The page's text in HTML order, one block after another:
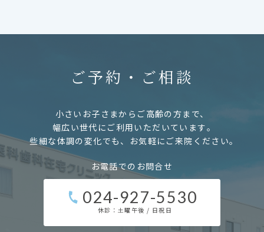
ご予約・ご相談
小さいお子さまからご高齢の方まで、
幅広い世代にご利用いただいています｡
些細な体調の変化でも、
お気軽にご来院ください｡
お電話でのお問合せ
024-927-5530
休診：土曜午後 / 日祝日